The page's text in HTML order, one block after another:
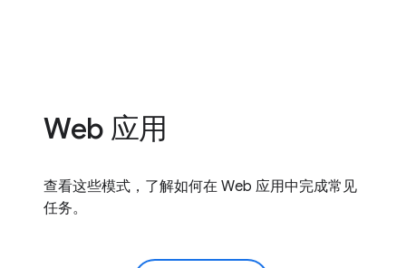
Web 应用
查看这些模式，了解如何在 Web 应用中完成常见
任务。